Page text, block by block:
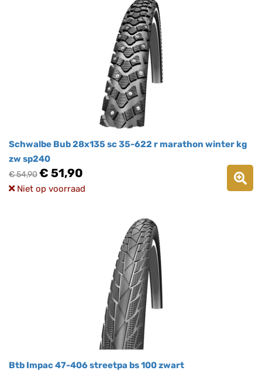
Schwalbe Bub 28x135 sc 35-622 r marathon winter kg
zw sp240
€ 54,90€ 51,90
Niet op voorraad
Btb Impac 47-406 streetpa bs 100 zwart